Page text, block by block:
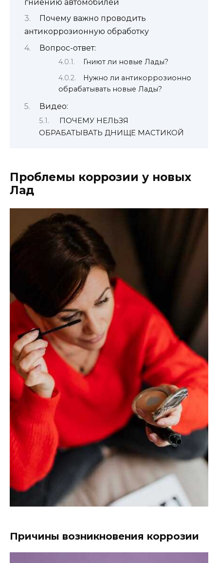
гниению автомобилей
Почему важно проводить
антикоррозионную обработку
Вопрос-ответ:
Гниют ли новые Лады?
Нужно ли антикоррозионно
обрабатывать новые Лады?
Видео:
ПОЧЕМУ НЕЛЬЗЯ
ОБРАБАТЫВАТЬ ДНИЩЕ МАСТИКОЙ
Проблемы коррозии у новых
Лад
Причины возникновения коррозии